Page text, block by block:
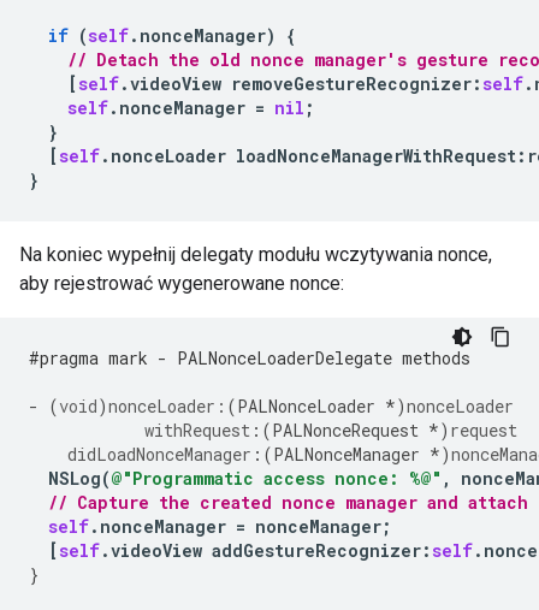
if (self. nonceManager)
{
// Detach the old nonce manager's gesture
[ self.videoView removeGestureRecognizer: self.
self. nonceManager = nil ;
}
[ self. nonceLoader loadNonceManagerWithRequest:
}
Na koniec wypełnij delegaty modułu wczytywania nonce,
aby rejestrować wygenerowane nonce:
#pragma mark - PALNonceLoaderDelegate methods
- (void)nonceLoader: (PALNonceLoader *)nonceLoader
withRequest :(PALNonceRequest *) request
didLoadNonceManager :(PALNonceManager *)
NSLog(@"Programmatic access nonce: %@" ,
// Capture the created nonce manager and
self. nonceManager = nonceManager;
[ self.videoView addGestureRecognizer: self.
}